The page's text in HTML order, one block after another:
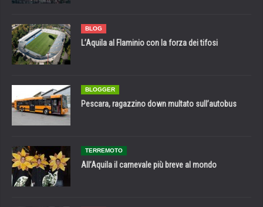
BLOG
L’Aquila al Flaminio con la forza dei tifosi
BLOGGER
Pescara, ragazzino down multato sull’autobus
TERREMOTO
All’Aquila il carnevale più breve al mondo